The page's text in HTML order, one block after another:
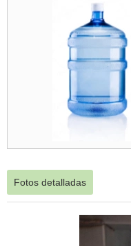
Fotos detalladas